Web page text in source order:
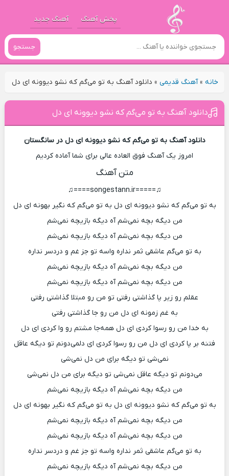
پخش آهنگ آهنگ جدید
جستجو
خانه»آهنگ قدیمی» دانلود آهنگ به تو می‌گم که نشو دیوونه ای دل
دانلود آهنگ به تو می‌گم که نشو دیوونه ای دل
دانلود آهنگ به تو می‌گم که نشو دیوونه ای دل در سانگستان
امروز یک آهنگ فوق العاده عالی برای شما آماده کردیم
متن آهنگ
♫=====songestann.ir====♫
به تو می‌گم که نشو دیوونه ای دل به تو می‌گم که نگیر بهونه ای دل
من دیگه بچه نمی‌شم آه دیگه بازیچه نمی‌شم
من دیگه بچه نمی‌شم آه دیگه بازیچه نمی‌شم
به تو می‌گم عاشقی ثمر نداره واسه تو جز غم و دردسر نداره
من دیگه بچه نمی‌شم آه دیگه بازیچه نمی‌شم
من دیگه بچه نمی‌شم آه دیگه بازیچه نمی‌شم
عقلم رو زیر پا گذاشتی رفتی تو من رو مبتلا گذاشتی رفتی
به غم زمونه ای دل من رو جا گذاشتی رفتی
به خدا من رو رسوا کردی ای دل همه‌جا مشتم رو وا کردی ای دل
فتنه بر پا کردی ای دل من رو رسوا کردی ای دلمی‌دونم تو دیگه عاقل
نمی‌شی تو دیگه برای من دل نمی‌شی
می‌دونم تو دیگه عاقل نمی‌شی تو دیگه برای من دل نمی‌شی
من دیگه بچه نمی‌شم آه دیگه بازیچه نمی‌شم
به تو می‌گم که نشو دیوونه ای دل به تو می‌گم که نگیر بهونه ای دل
من دیگه بچه نمی‌شم آه دیگه بازیچه نمی‌شم
من دیگه بچه نمی‌شم آه دیگه بازیچه نمی‌شم
به تو می‌گم عاشقی ثمر نداره واسه تو جز غم و دردسر نداره
من دیگه بچه نمی‌شم آه دیگه بازیچه نمی‌شم